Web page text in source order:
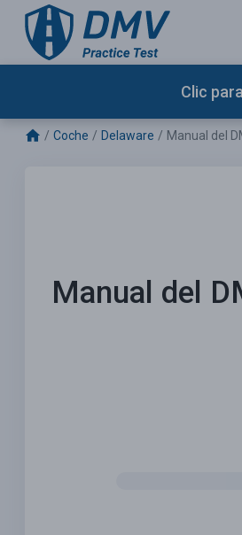
Clic
Coche Delaware Manual del
Manual del